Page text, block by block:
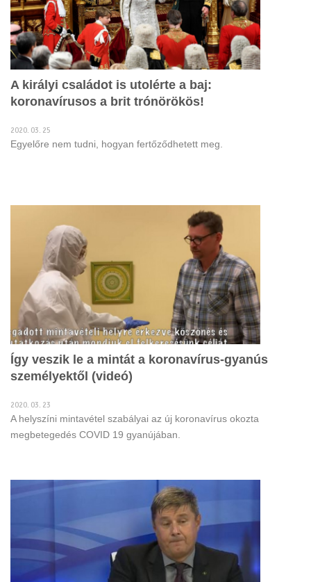
A királyi családot is utolérte a baj:
koronavírusos a brit trónörökös!
2020. 03. 25
Egyelőre nem tudni, hogyan fertőződhetett meg.
Így veszik le a mintát a koronavírus-gyanús
személyektől (videó)
2020. 03. 23
A helyszíni mintavétel szabályai az új koronavírus okozta
megbetegedés COVID 19 gyanújában.